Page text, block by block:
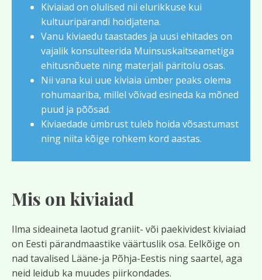
Kiviaiad on olulised nii elurikkuse kui
kultuuripärandi hoidjatena.
Vanu kiviaedu taastades ja uusi ehitades on
vajalik konsulteerida Muinsuskaitseametiga
ehitusnõuete ning materjali päritolu osas.
Nii vana kui uue kiviaia ümber peaks olema
rohumaariba, millel võivad esineda ka mõned
puud ja põõsad.
Kiviaedade ümbrust tuleb hoida võsastumast
ning niita kõige rohkem kord aastas.
Mis on kiviaiad
Ilma sideaineta laotud graniit- või paekividest kiviaiad
on Eesti pärandmaastike väärtuslik osa. Eelkõige on
nad tavalised Lääne-ja Põhja-Eestis ning saartel, aga
neid leidub ka muudes piirkondades.